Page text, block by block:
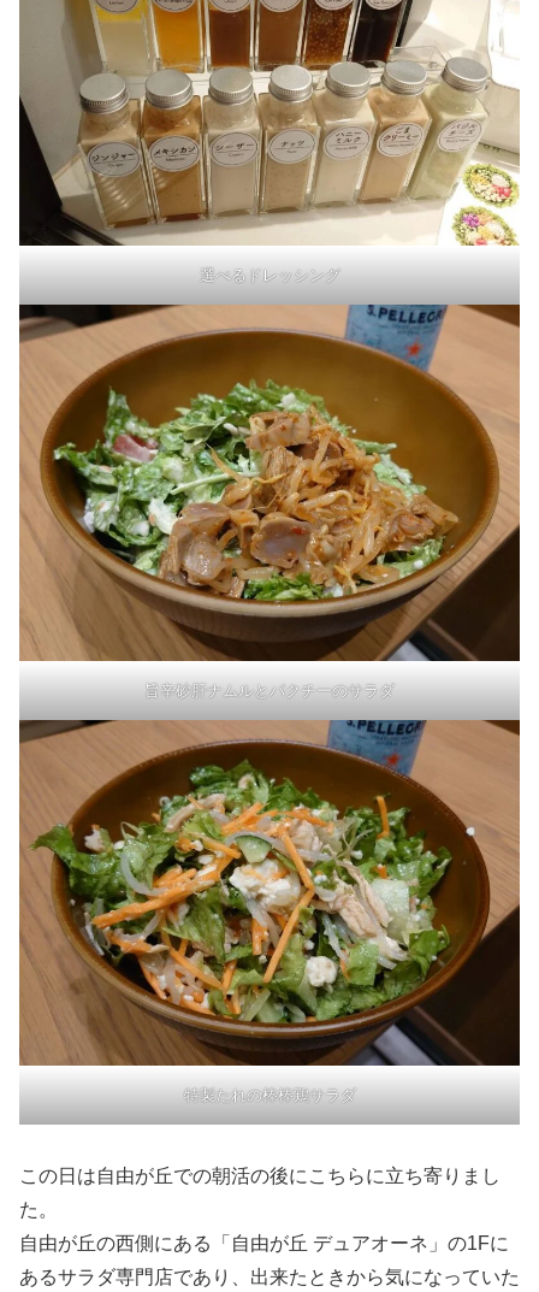
選べるドレッシング
旨辛砂肝ナムルとパクチーのサラダ
特製たれの棒棒鶏サラダ
この日は自由が丘での朝活の後にこちらに立ち寄りまし
た。
自由が丘の西側にある「自由が丘 デュアオーネ」の1Fに
あるサラダ専門店であり、出来たときから気になっていた